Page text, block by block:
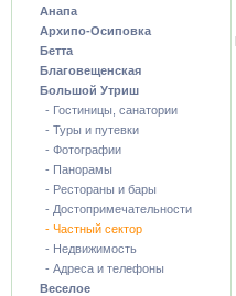
Анапа
Архипо-Осиповка
Бетта
Благовещенская
Большой Утриш
- Гостиницы, санатории
- Туры и путевки
- Фотографии
- Панорамы
- Рестораны и бары
- Достопримечательности
- Частный сектор
- Недвижимость
- Адреса и телефоны
Веселое